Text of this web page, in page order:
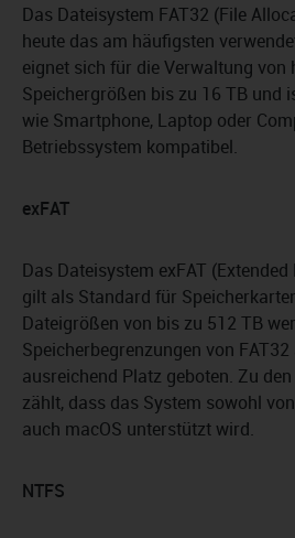
Das Dateisystem FAT32 (File
heute das am häufigsten
eignet sich für die Verwaltung von
Speichergrößen bis zu 16 TB und
wie Smartphone, Laptop oder
Betriebssystem kompatibel.
exFAT
Das Dateisystem exFAT
gilt als Standard für
Dateigrößen von bis zu 512 TB
Speicherbegrenzungen von
ausreichend Platz geboten. Zu
zählt, dass das System sowohl
auch macOS unterstützt wird.
NTFS